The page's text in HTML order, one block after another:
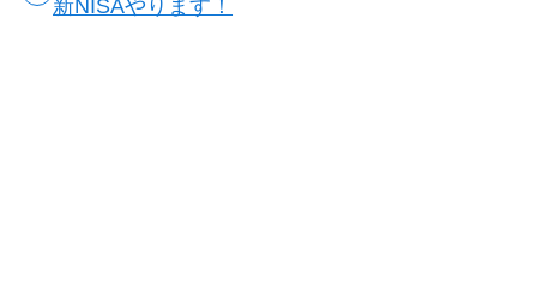
新NISAやります！